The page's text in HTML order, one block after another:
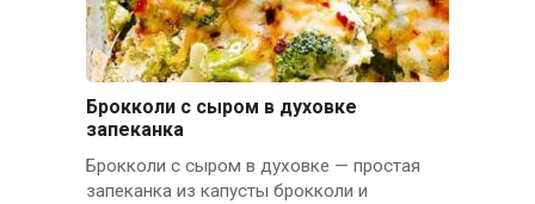
Брокколи с сыром в духовке
запеканка
Брокколи с сыром в духовке — простая
запеканка из капусты брокколи и